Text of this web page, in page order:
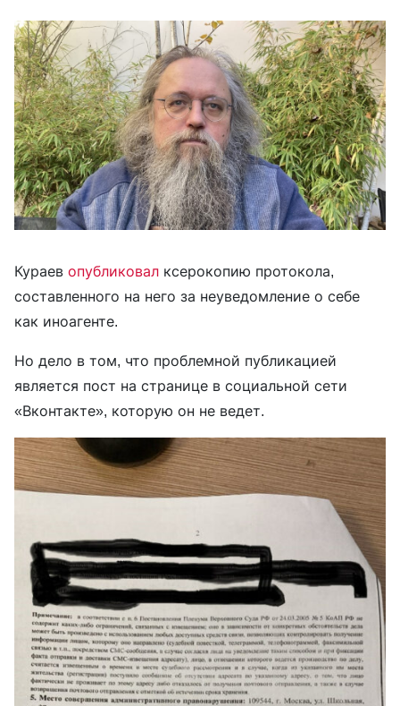
Кураев опубликовал ксерокопию протокола,
составленного на него за неуведомление о себе
как иноагенте.
Но дело в том, что проблемной публикацией
является пост на странице в социальной сети
«Вконтакте», которую он не ведет.